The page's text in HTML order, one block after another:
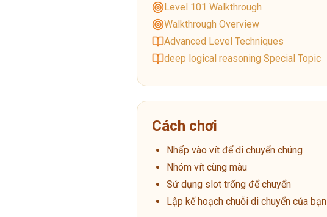
Level 101 Walkthrough
Walkthrough Overview
Advanced Level Techniques
deep logical reasoning Special Topic
Cách chơi
Nhấp vào vít để di chuyển chúng
Nhóm vít cùng màu
Sử dụng slot trống để chuyển
Lập kế hoạch chuỗi di chuyển của bạn